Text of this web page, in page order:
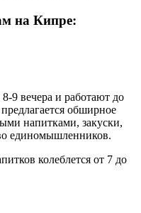
на Кипре:
9 вечера и работают до
обширное
напитками, закуски,
единомышленников.
колеблется от 7 до